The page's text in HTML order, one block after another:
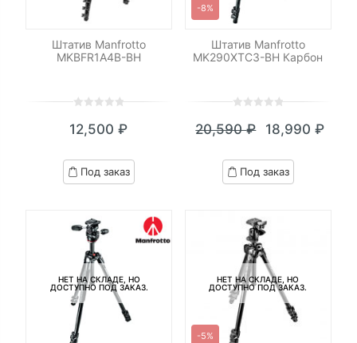
Штатив Manfrotto
MKBFR1A4B-BH
out
based
on
12,500 ₽
Под заказ
-8%
Штатив Manfrotto
MK290XTC3-BH Карбон
out
based
on
20,590₽
цена
составляла
18,990₽
Текущая
цена:
18,990 ₽.
Под заказ
НЕТ НА СКЛАДЕ, НО
ДОСТУПНО ПОД ЗАКАЗ.
НЕТ НА СКЛАДЕ, НО
ДОСТУПНО ПОД ЗАКАЗ.
-5%